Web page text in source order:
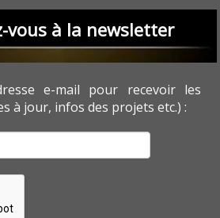
vous à la newsletter
e-mail pour recevoir les
à jour, infos des projets etc.) :